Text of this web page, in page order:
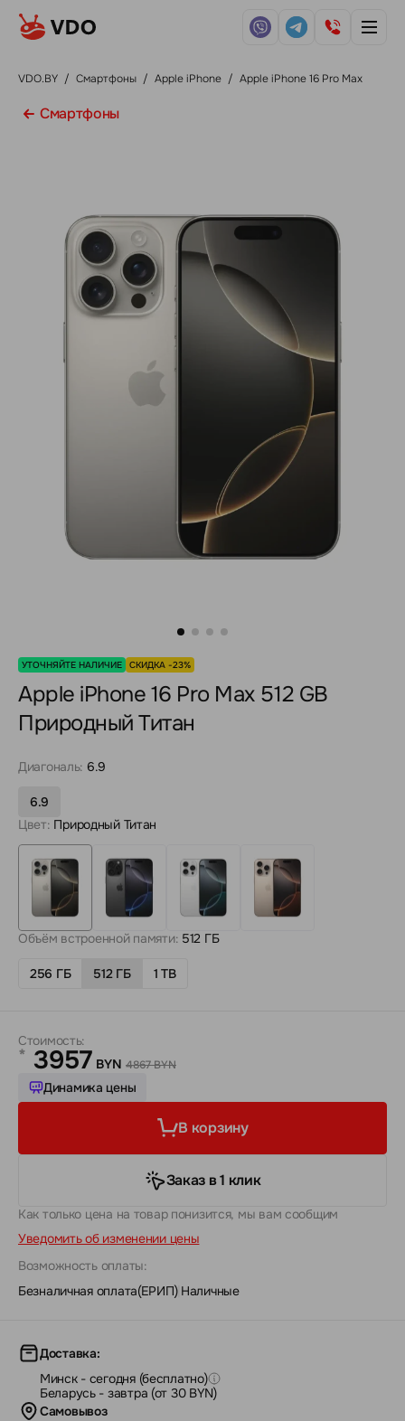
VDO.BY / Смартфоны / Apple iPhone / Apple iPhone 16 Pro Max
Смартфоны
УТОЧНЯЙТЕ НАЛИЧИЕ СКИДКА -23%
Apple iPhone 16 Pro Max 512 GB
Природный Титан
Диагональ: 6.9
6.9
Цвет: Природный Титан
Объём встроенной памяти: 512 ГБ
256 ГБ 512 ГБ 1 TB
Стоимость:
* 3957 BYN 4867 BYN
Динамика цены
В корзину
Заказ в 1 клик
Как только цена на товар понизится, мы вам сообщим
Уведомить об изменении цены
Возможность оплаты:
Безналичная оплата(ЕРИП)| Наличные
Доставка:
Минск - сегодня (бесплатно)
Беларусь - завтра (от 30 BYN)
Самовывоз